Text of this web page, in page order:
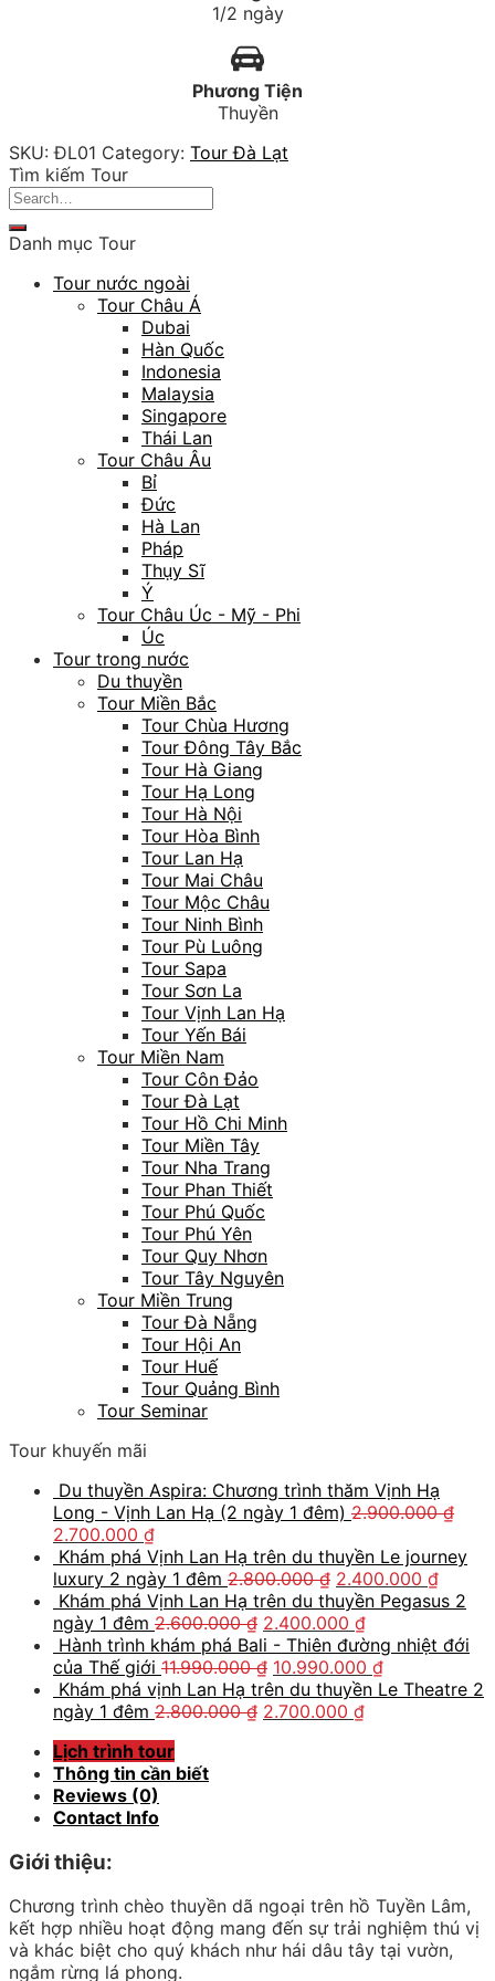
1/2 ngày
Phương Tiện
Thuyền
SKU:ĐL01 Category: Tour Đà Lạt
Tìm kiếm Tour
Search
for:
Danh mục Tour
Tour nước ngoài
Tour Châu Á
Dubai
Hàn Quốc
Indonesia
Malaysia
Singapore
Thái Lan
Tour Châu Âu
Bỉ
Đức
Hà Lan
Pháp
Thụy Sĩ
Ý
Tour Châu Úc - Mỹ - Phi
Úc
Tour trong nước
Du thuyền
Tour Miền Bắc
Tour Chùa Hương
Tour Đông Tây Bắc
Tour Hà Giang
Tour Hạ Long
Tour Hà Nội
Tour Hòa Bình
Tour Lan Hạ
Tour Mai Châu
Tour Mộc Châu
Tour Ninh Bình
Tour Pù Luông
Tour Sapa
Tour Sơn La
Tour Vịnh Lan Hạ
Tour Yến Bái
Tour Miền Nam
Tour Côn Đảo
Tour Đà Lạt
Tour Hồ Chi Minh
Tour Miền Tây
Tour Nha Trang
Tour Phan Thiết
Tour Phú Quốc
Tour Phú Yên
Tour Quy Nhơn
Tour Tây Nguyên
Tour Miền Trung
Tour Đà Nẵng
Tour Hội An
Tour Huế
Tour Quảng Bình
Tour Seminar
Tour khuyến mãi
Du thuyền Aspira: Chương trình thăm Vịnh Hạ
Long - Vịnh Lan Hạ (2 ngày 1 đêm) 2.900.000₫
2.700.000 ₫
Khám phá Vịnh Lan Hạ trên du thuyền Le journey
luxury 2 ngày 1 đêm 2.800.000₫ 2.400.000 ₫
Khám phá Vịnh Lan Hạ trên du thuyền Pegasus 2
ngày 1 đêm 2.600.000₫ 2.400.000 ₫
Hành trình khám phá Bali - Thiên đường nhiệt đới
của Thế giới 11.990.000₫ 10.990.000 ₫
Khám phá vịnh Lan Hạ trên du thuyền Le Theatre 2
ngày 1 đêm 2.800.000₫ 2.700.000 ₫
Lịch trình tour
Thông tin cần biết
Reviews (0)
Contact Info
Giới thiệu:
Chương trình chèo thuyền dã ngoại trên hồ Tuyền Lâm,
kết hợp nhiều hoạt động mang đến sự trải nghiệm thú vị
và khác biệt cho quý khách như hái dâu tây tại vườn,
ngắm rừng lá phong.